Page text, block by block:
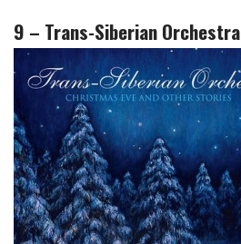
9 – Trans-Siberian Orchestra